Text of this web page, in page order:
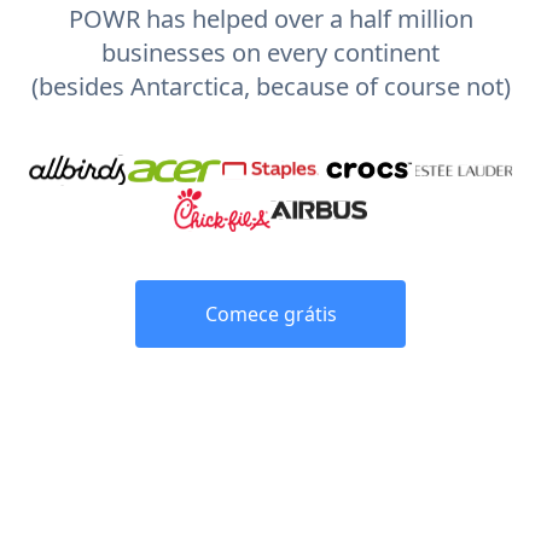
POWR has helped over a half million
businesses on every continent
(besides Antarctica, because of course not)
Comece grátis